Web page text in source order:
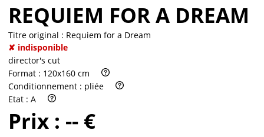
REQUIEM FOR A DREAM
Titre original : Requiem for a Dream
✘ indisponible
director's cut
Format : 120x160 cm
Conditionnement : pliée
Etat : A
Prix : -- €